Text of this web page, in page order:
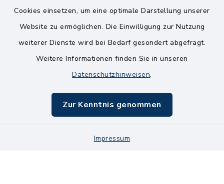
Cookies einsetzen, um eine optimale Darstellung unserer
Website zu ermöglichen. Die Einwilligung zur Nutzung
weiterer Dienste wird bei Bedarf gesondert abgefragt.
Weitere Informationen finden Sie in unseren
Datenschutzhinweisen.
Zur Kenntnis genommen
Impressum
Kontakt
Barrierefreiheit
Impressum
Sitemap